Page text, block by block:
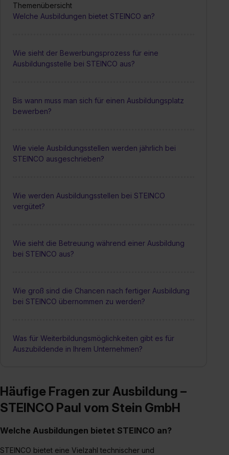
Themenübersicht
Welche Ausbildungen bietet STEINCO an?
Wie sieht der Bewerbungsprozess für eine
Ausbildungsstelle bei STEINCO aus?
Bis wann muss man sich für einen Ausbildungsplatz
bewerben?
Wie viele Ausbildungsstellen werden jährlich bei
STEINCO ausgeschrieben?
Wie werden Ausbildungsstellen bei STEINCO
vergütet?
Wie sieht die Betreuung während einer Ausbildung
bei STEINCO aus?
Wie groß sind die Chancen nach fertiger Ausbildung
bei STEINCO übernommen zu werden?
Was für Weiterbildungsmöglichkeiten gibt es für
Auszubildende in Ihrem Unternehmen?
Häufige Fragen zur Ausbildung –
STEINCO Paul vom Stein GmbH
Welche Ausbildungen bietet STEINCO an?
STEINCO bietet eine Vielzahl technischer und